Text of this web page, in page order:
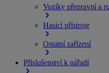
Vozíky přepravní a
Hasicí přístroje
Ostatní zařízení
Příslušenství k nářadí